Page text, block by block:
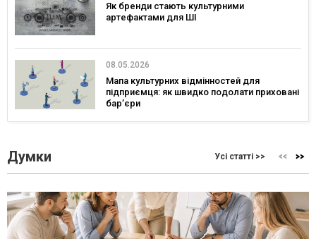
Як бренди стають культурними
артефактами для ШІ
08.05.2026
Мапа культурних відмінностей для
підприємця: як швидко подолати приховані
бар’єри
Думки Усі статті >>